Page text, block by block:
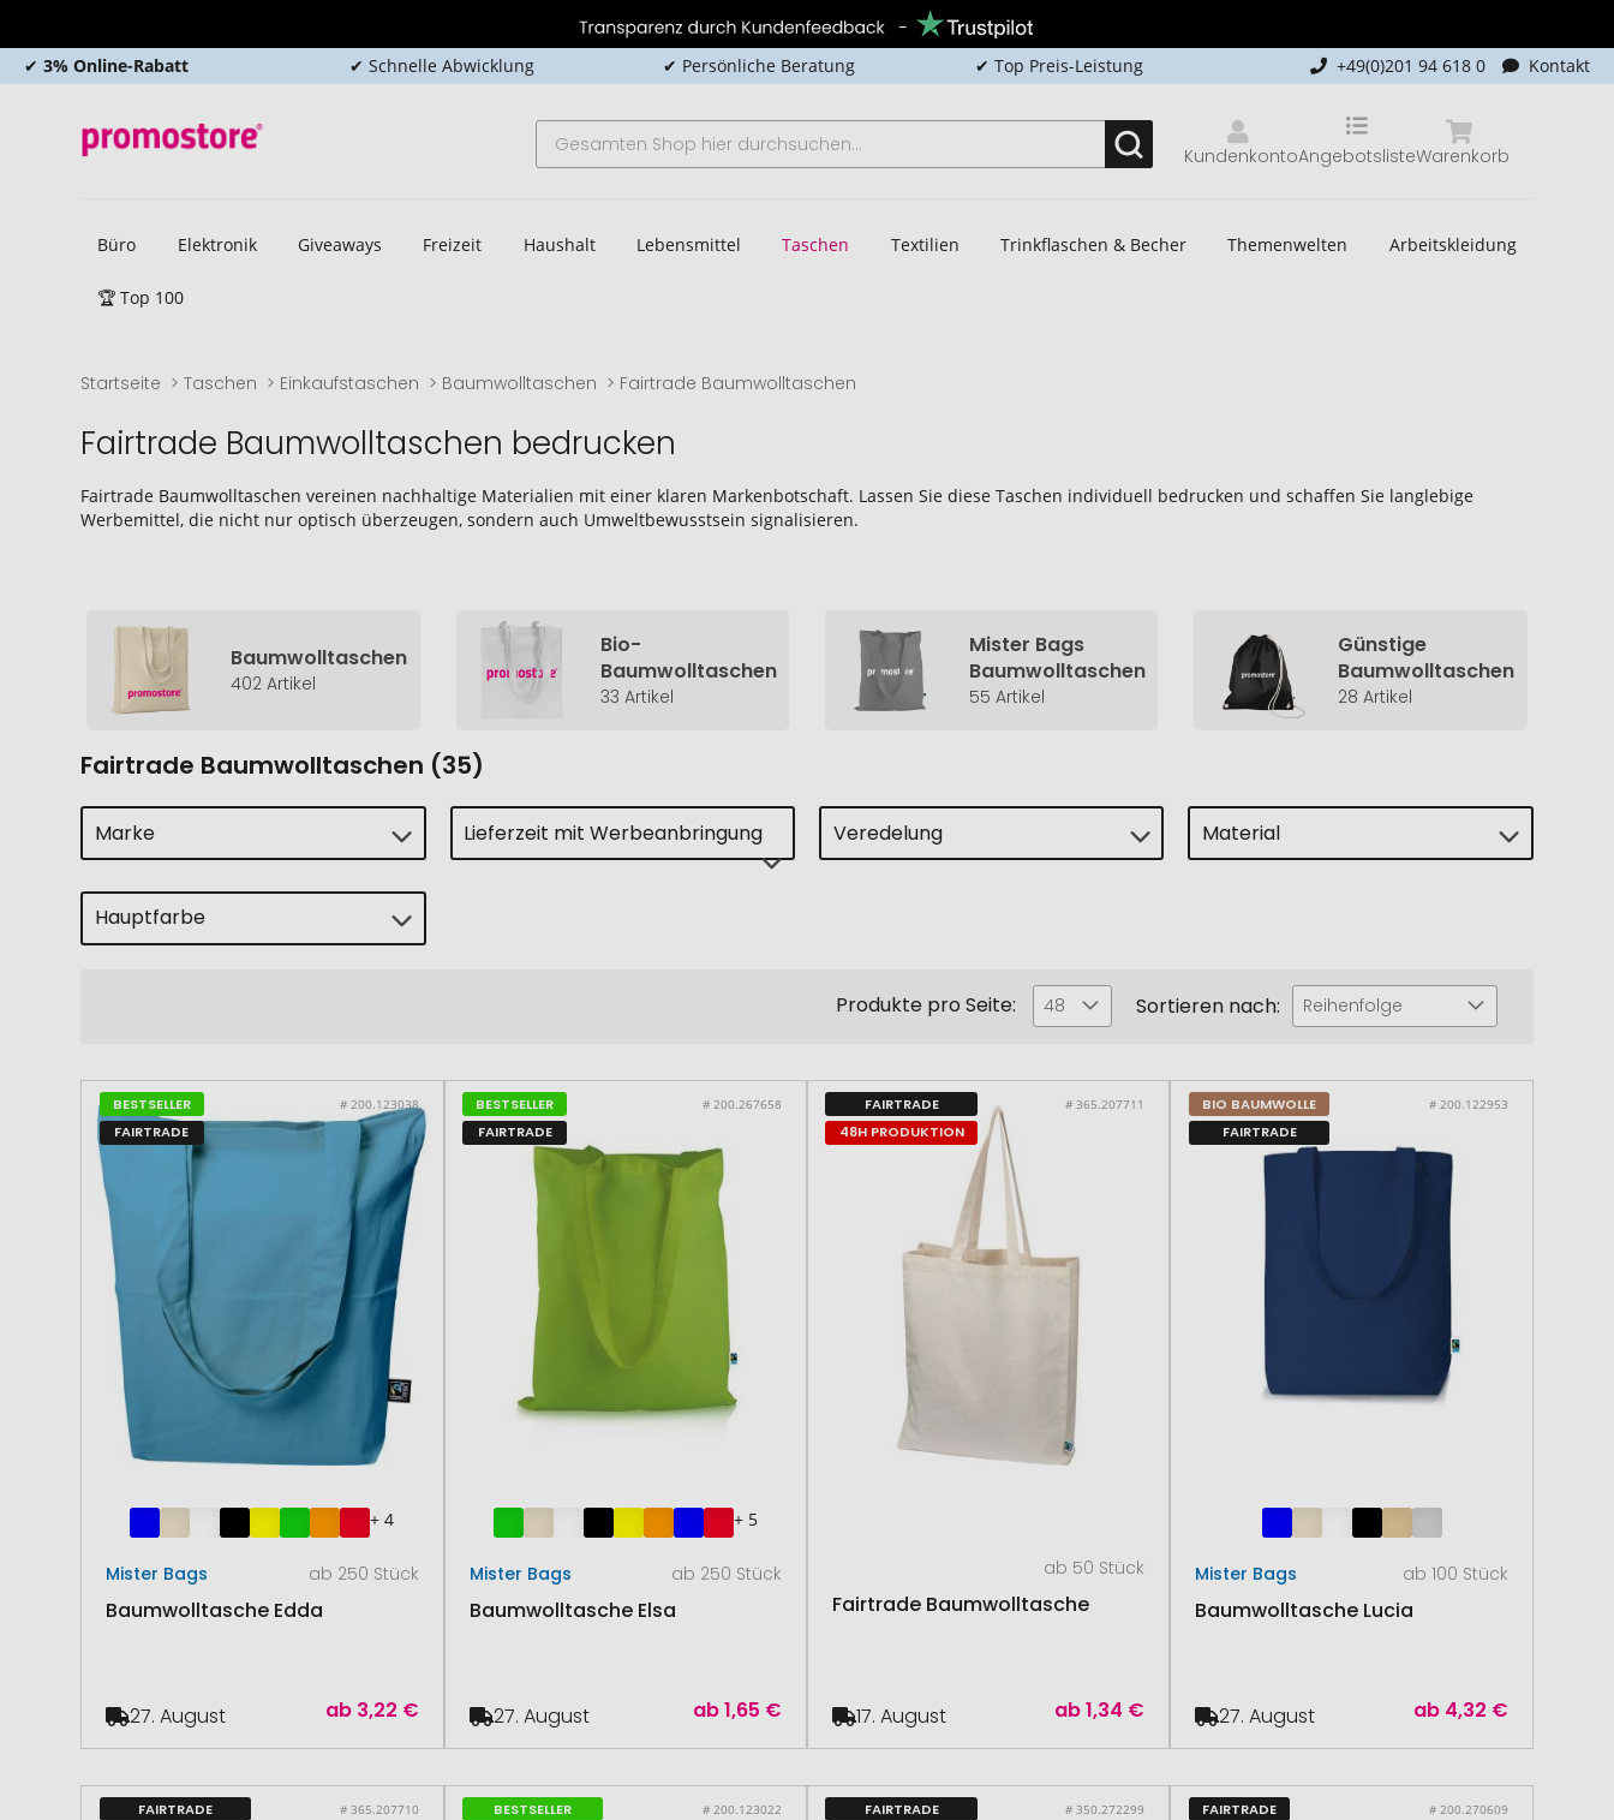
✔ 3% Online-Rabatt ✔ Schnelle Abwicklung ✔ Persönliche Beratung ✔ Top Preis-Leistung +49(0)201 94 618 0 Kontakt
Kundenkonto Warenkorb
Angebotsliste
Büro Elektronik Giveaways Freizeit Haushalt Lebensmittel Taschen Textilien Trinkflaschen & Becher Themenwelten Arbeitskleidung
🏆 Top 100
Startseite Taschen Einkaufstaschen Baumwolltaschen Fairtrade Baumwolltaschen
Fairtrade Baumwolltaschen bedrucken
Fairtrade Baumwolltaschen vereinen nachhaltige Materialien mit einer klaren Markenbotschaft. Lassen Sie diese Taschen individuell bedrucken und schaffen Sie langlebige
Werbemittel, die nicht nur optisch überzeugen, sondern auch Umweltbewusstsein signalisieren.
Baumwolltaschen
402 Artikel
Bio-
Baumwolltaschen
33 Artikel
Mister Bags
Baumwolltaschen
55 Artikel
Günstige
Baumwolltaschen
28 Artikel
Fairtrade Baumwolltaschen (35)
Marke Lieferzeit mit Werbeanbringung Veredelung Material
Hauptfarbe
Produkte pro Seite: 48 Sortieren nach: Reihenfolge
BESTSELLER
FAIRTRADE
# 200.123038
+ 4
Mister Bags ab 250 Stück
Baumwolltasche Edda
ab 3,22 €
27. August
BESTSELLER
FAIRTRADE
# 200.267658
+ 5
Mister Bags ab 250 Stück
Baumwolltasche Elsa
ab1,65 €
27. August
FAIRTRADE
48H PRODUKTION
# 365.207711
ab 50 Stück
Fairtrade Baumwolltasche
ab1,34 €
17. August
BIO BAUMWOLLE
FAIRTRADE
# 200.122953
Mister Bags ab 100 Stück
Baumwolltasche Lucia
ab 4,32 €
27. August
FAIRTRADE
# 365.207710
BESTSELLER
# 200.123022
FAIRTRADE
# 350.272299 FAIRTRADE # 200.270609